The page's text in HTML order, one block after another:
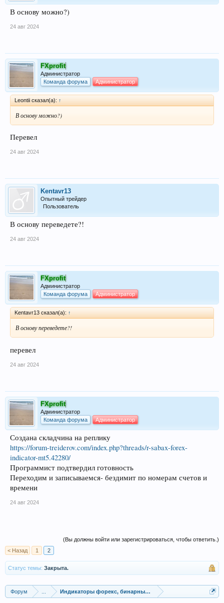
В основу можно?)
24 авг 2024
FXprofit
Администратор
Команда форума
Администратор
Leontii сказал(а): ↑
В основу можно?)
Перевел
24 авг 2024
Kentavr13
Опытный трейдер
Пользователь
В основу переведете?!
24 авг 2024
FXprofit
Администратор
Команда форума
Администратор
Kentavr13 сказал(а): ↑
В основу переведете?!
перевел
24 авг 2024
FXprofit
Администратор
Команда форума
Администратор
Создана складчина на реплику
https://forum-treiderov.com/index.php?threads/r-sabax-forex-
indicator-mt5.42280/
Программист подтвердил готовность
Переходим и записываемся- бездимит по номерам счетов и
времени
24 авг 2024
(Вы должны войти или зарегистрироваться, чтобы ответить.)
< Назад
1 2
Статус темы: Закрыта.
Форум Индикаторы форекс, бинарных опционов, ММВБ